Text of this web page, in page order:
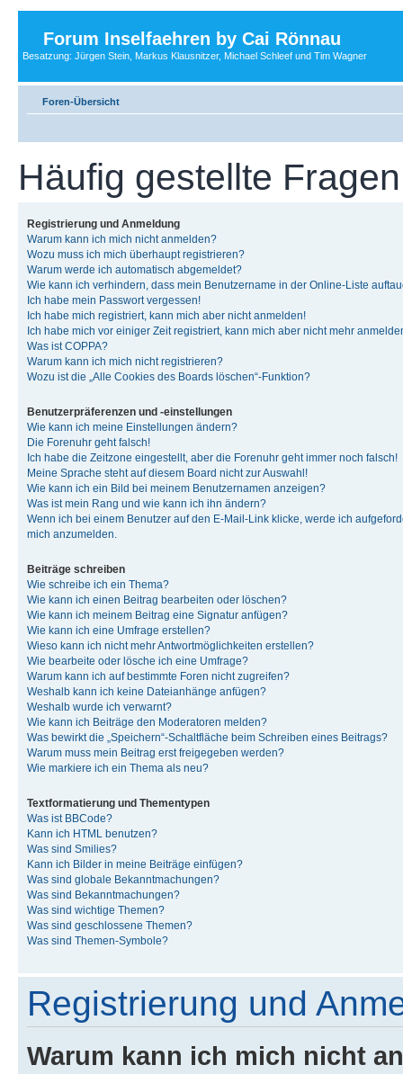
Forum Inselfaehren by Cai Rönnau
Besatzung: Jürgen Stein, Markus Klausnitzer, Michael Schleef und Tim Wagner
Foren-Übersicht
Häufig gestellte Fragen
Registrierung und Anmeldung
Warum kann ich mich nicht anmelden?
Wozu muss ich mich überhaupt registrieren?
Warum werde ich automatisch abgemeldet?
Wie kann ich verhindern, dass mein Benutzername in der Online-Liste
Ich habe mein Passwort vergessen!
Ich habe mich registriert, kann mich aber nicht anmelden!
Ich habe mich vor einiger Zeit registriert, kann mich aber nicht mehr
Was ist COPPA?
Warum kann ich mich nicht registrieren?
Wozu ist die „Alle Cookies des Boards löschen“-Funktion?
Benutzerpräferenzen und -einstellungen
Wie kann ich meine Einstellungen ändern?
Die Forenuhr geht falsch!
Ich habe die Zeitzone eingestellt, aber die Forenuhr geht immer noch falsch!
Meine Sprache steht auf diesem Board nicht zur Auswahl!
Wie kann ich ein Bild bei meinem Benutzernamen anzeigen?
Was ist mein Rang und wie kann ich ihn ändern?
Wenn ich bei einem Benutzer auf den E-Mail-Link klicke, werde ich
mich anzumelden.
Beiträge schreiben
Wie schreibe ich ein Thema?
Wie kann ich einen Beitrag bearbeiten oder löschen?
Wie kann ich meinem Beitrag eine Signatur anfügen?
Wie kann ich eine Umfrage erstellen?
Wieso kann ich nicht mehr Antwortmöglichkeiten erstellen?
Wie bearbeite oder lösche ich eine Umfrage?
Warum kann ich auf bestimmte Foren nicht zugreifen?
Weshalb kann ich keine Dateianhänge anfügen?
Weshalb wurde ich verwarnt?
Wie kann ich Beiträge den Moderatoren melden?
Was bewirkt die „Speichern“-Schaltfläche beim Schreiben eines Beitrags?
Warum muss mein Beitrag erst freigegeben werden?
Wie markiere ich ein Thema als neu?
Textformatierung und Thementypen
Was ist BBCode?
Kann ich HTML benutzen?
Was sind Smilies?
Kann ich Bilder in meine Beiträge einfügen?
Was sind globale Bekanntmachungen?
Was sind Bekanntmachungen?
Was sind wichtige Themen?
Was sind geschlossene Themen?
Was sind Themen-Symbole?
Registrierung und
Warum kann ich mich nicht